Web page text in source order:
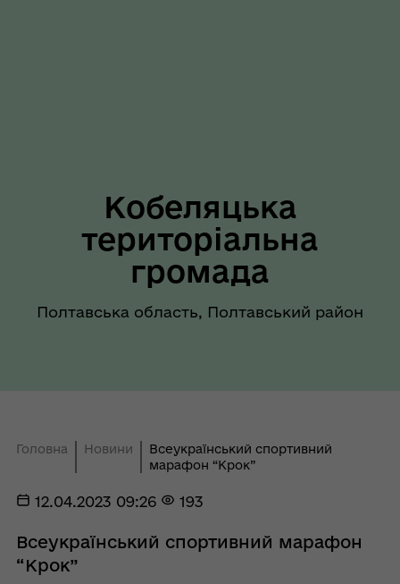
Кобеляцька
територіальна
громада
Полтавська область, Полтавський район
Головна Новини
Всеукраїнський спортивний
марафон “Крок”
12.04.2023 09:26 193
Всеукраїнський спортивний марафон
“Крок”